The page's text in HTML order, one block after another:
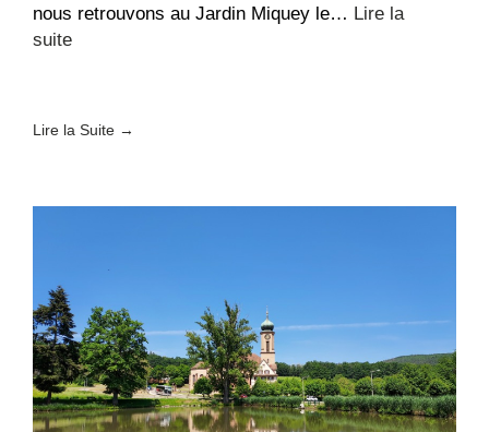
nous retrouvons au Jardin Miquey le… Lire la
suite:
Lire la Suite →